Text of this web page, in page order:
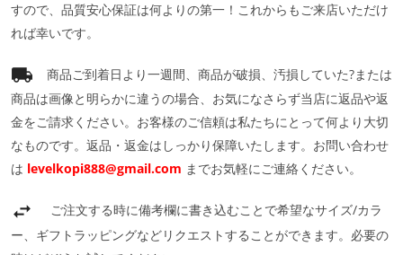
すので、品質安心保証は何よりの第一！これからもご来店いただけ
れば幸いです。
商品ご到着日より一週間、商品が破損、汚損していた?または
商品は画像と明らかに違うの場合、お気になさらず当店に返品や返
金をご請求ください。お客様のご信頼は私たちにとって何より大切
なものです。返品・返金はしっかり保障いたします。お問い合わせ
は levelkopi888@gmail.com までお気軽にご連絡ください。
ご注文する時に備考欄に書き込むことで希望なサイズ/カラ
ー、ギフトラッピングなどリクエストすることができます。必要の